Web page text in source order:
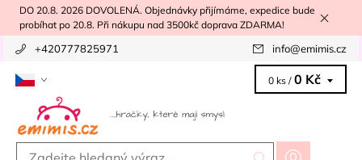
DO 20.8. 2026 DOVOLENÁ. Objednávky přijímáme, expedice bude
probíhat po 20.8. Při nákupu nad 3500kč doprava ZDARMA!
+420777825971 info@emimis.cz
0 ks / 0 Kč